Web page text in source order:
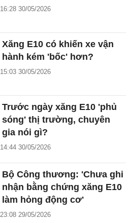
16:28 30/05/2026
Xăng E10 có khiến xe vận
hành kém 'bốc' hơn?
15:03 30/05/2026
Trước ngày xăng E10 'phủ
sóng' thị trường, chuyên
gia nói gì?
14:44 30/05/2026
Bộ Công thương: 'Chưa ghi
nhận bằng chứng xăng E10
làm hỏng động cơ'
23:08 29/05/2026